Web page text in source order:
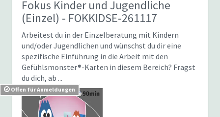
Fokus Kinder und Jugendliche
(Einzel) - FOKKIDSE-261117
Arbeitest du in der Einzelberatung mit Kindern
und/oder Jugendlichen und wünschst du dir eine
spezifische Einführung in die Arbeit mit den
Gefühlsmonster®-Karten in diesem Bereich? Fragst
du dich, ab ...
Offen für Anmeldungen